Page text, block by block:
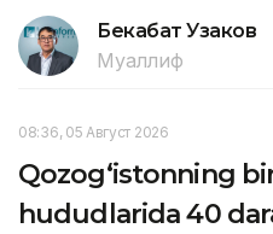
Бекабат Узаков
Муаллиф
08:36, 05 Август 2026
Qozog‘istonning
hududlarida 40